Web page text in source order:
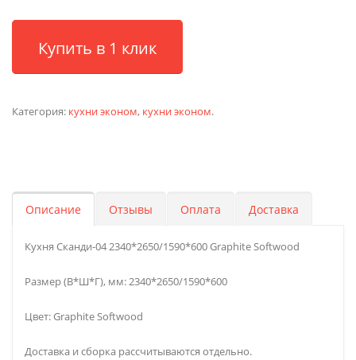
Купить в 1 клик
Категория: кухни эконом, кухни эконом.
Описание Отзывы Оплата Доставка
Кухня Сканди-04 2340*2650/1590*600 Graphite Softwood
Размер (В*Ш*Г), мм: 2340*2650/1590*600
Цвет: Graphite Softwood
Доставка и сборка рассчитываются отдельно.